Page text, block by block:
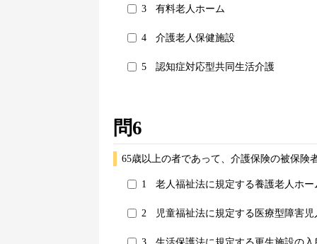
3 有料老人ホーム
4 介護老人保健施設
5 認知症対応型共同生活介護
問6
65歳以上の者であって、介護保険の被保険
1 老人福祉法に規定する養護老人ホー
2 児童福祉法に規定する医療型障害